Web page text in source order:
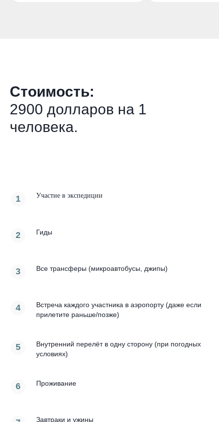
Стоимость:
2900 долларов на 1
человека.
Участие в экспедиции
Гиды
Все трансферы (микроавтобусы, джипы)
Встреча каждого участника в аэропорту (даже если
прилетите раньше/позже)
Внутренний перелёт в одну сторону (при погодных
условиях)
Проживание
Завтраки и ужины